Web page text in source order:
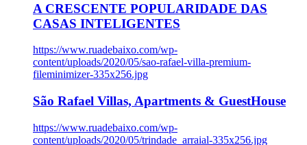
A CRESCENTE POPULARIDADE DAS
CASAS INTELIGENTES
https://www.ruadebaixo.com/wp-
content/uploads/2020/05/sao-rafael-villa-premium-
fileminimizer-335x256.jpg
São Rafael Villas, Apartments & GuestHouse
https://www.ruadebaixo.com/wp-
content/uploads/2020/05/trindade_arraial-335x256.jpg